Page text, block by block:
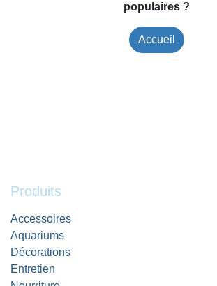
populaires ?
Accueil
Produits
Accessoires
Aquariums
Décorations
Entretien